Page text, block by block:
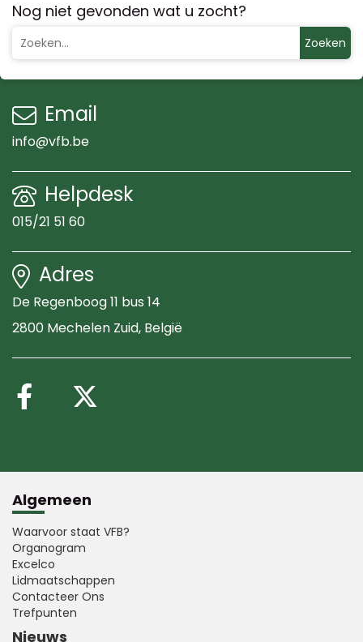
Nog niet gevonden wat u zocht?
Zoeken
Email
info@vfb.be
Helpdesk
015/21 51 60
Adres
De Regenboog 11 bus 14
2800 Mechelen Zuid, België
Volg ons op Facebook
Algemeen
Waarvoor staat VFB?
Organogram
Excelco
Lidmaatschappen
Contacteer Ons
Trefpunten
Nieuws